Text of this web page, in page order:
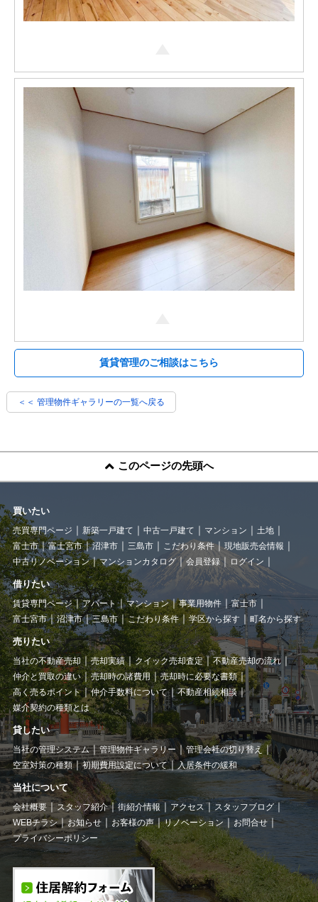
賃貸管理のご相談はこちら
＜＜ 管理物件ギャラリーの一覧へ戻る
このページの先頭へ
買いたい
売買専門ページ 新築一戸建て 中古一戸建て マンション
土地
富士市
富士宮市 沼津市 三島市 こだわり条件
現地販売会情報
中古リノベーション
マンションカタログ 会員登録 ログイン
借りたい
賃貸専門ページ アパート マンション 事業用物件
富士市
富士宮市
沼津市 三島市 こだわり条件 学区から探す 町名から探す
売りたい
当社の不動産売却 売却実績 クイック売却査定
不動産売却の流れ
仲介と買取の違い
売却時の諸費用
売却時に必要な書類
高く売るポイント
仲介手数料について
不動産相続相談
媒介契約の種類とは
貸したい
当社の管理システム 管理物件ギャラリー
管理会社の切り替え
空室対策の種類
初期費用設定について 入居条件の緩和
当社について
会社概要 スタッフ紹介 街紹介情報 アクセス
スタッフブログ
WEBチラシ
お知らせ お客様の声 リノベーション
お問合せ
プライバシーポリシー